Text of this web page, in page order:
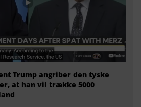
Trump angriber den tyske
at han vil trække 5000